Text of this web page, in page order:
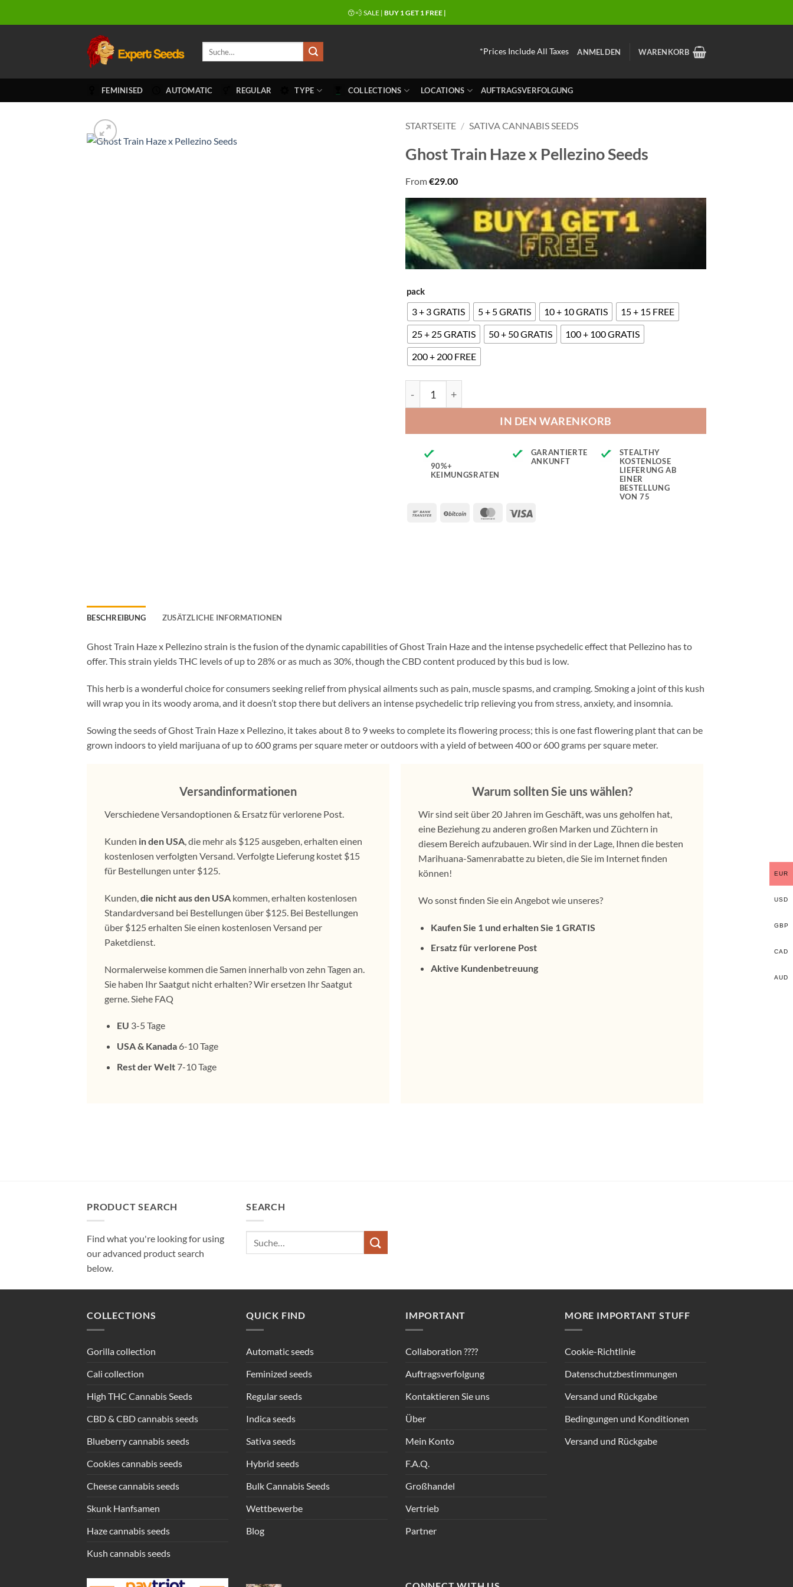
😙💨 SALE | BUY 1 GET 1 FREE |
*Prices Include All Taxes ANMELDEN WARENKORB
FEMINISED AUTOMATIC REGULAR TYPE COLLECTIONS LOCATIONS AUFTRAGSVERFOLGUNG
STARTSEITE / SATIVA CANNABIS SEEDS
Ghost Train Haze x Pellezino Seeds
From€29.00
pack
3 + 3 GRATIS 5 + 5 GRATIS 10 + 10 GRATIS
15 + 15 FREE
25 + 25 GRATIS
50 + 50 GRATIS
100 + 100 GRATIS
200 + 200 FREE
IN DEN WARENKORB
90%+
KEIMUNGSRATEN
GARANTIERTE
ANKUNFT
STEALTHY
KOSTENLOSE
LIEFERUNG AB
EINER
BESTELLUNG
VON 75
Bank
BitCoin MasterCard
BESCHREIBUNG ZUSÄTZLICHE INFORMATIONEN
Ghost Train Haze x Pellezino strain is the fusion of the dynamic capabilities of Ghost Train Haze and the intense psychedelic effect that Pellezino has to
offer. This strain yields THC levels of up to 28% or as much as 30%, though the CBD content produced by this bud is low.
This herb is a wonderful choice for consumers seeking relief from physical ailments such as pain, muscle spasms, and cramping. Smoking a joint of this kush
will wrap you in its woody aroma, and it doesn’t stop there but delivers an intense psychedelic trip relieving you from stress, anxiety, and insomnia.
Sowing the seeds of Ghost Train Haze x Pellezino, it takes about 8 to 9 weeks to complete its flowering process; this is one fast flowering plant that can be
grown indoors to yield marijuana of up to 600 grams per square meter or outdoors with a yield of between 400 or 600 grams per square meter.
Versandinformationen
Verschiedene Versandoptionen & Ersatz für verlorene Post.
Kunden in den USA, die mehr als $125 ausgeben, erhalten einen
kostenlosen verfolgten Versand. Verfolgte Lieferung kostet $15
für Bestellungen unter $125.
Kunden,die nicht aus den USAkommen, erhalten kostenlosen
Standardversand bei Bestellungen über $125. Bei Bestellungen
über $125 erhalten Sie einen kostenlosen Versand per
Paketdienst.
Normalerweise kommen die Samen innerhalb von zehn Tagen an.
Sie haben Ihr Saatgut nicht erhalten? Wir ersetzen Ihr Saatgut
gerne. Siehe FAQ
EU 3-5 Tage
USA & Kanada6-10 Tage
Rest der Welt7-10 Tage
Warum sollten Sie uns wählen?
Wir sind seit über 20 Jahren im Geschäft, was uns geholfen hat,
eine Beziehung zu anderen großen Marken und Züchtern in
diesem Bereich aufzubauen. Wir sind in der Lage, Ihnen die besten
Marihuana-Samenrabatte zu bieten, die Sie im Internet finden
können!
Wo sonst finden Sie ein Angebot wie unseres?
Kaufen Sie 1 und erhalten Sie 1 GRATIS
Ersatz für verlorene Post
Aktive Kundenbetreuung
PRODUCT SEARCH
Find what you're looking for using
our advanced product search
below.
SEARCH
Suche
nach:
COLLECTIONS
Gorilla collection
Cali collection
High THC Cannabis Seeds
CBD & CBD cannabis seeds
Blueberry cannabis seeds
Cookies cannabis seeds
Cheese cannabis seeds
Skunk Hanfsamen
Haze cannabis seeds
Kush cannabis seeds
QUICK FIND
Automatic seeds
Feminized seeds
Regular seeds
Indica seeds
Sativa seeds
Hybrid seeds
Bulk Cannabis Seeds
Wettbewerbe
Blog
IMPORTANT
Collaboration ????
Auftragsverfolgung
Kontaktieren Sie uns
Über
Mein Konto
F.A.Q.
Großhandel
Vertrieb
Partner
MORE IMPORTANT STUFF
Cookie-Richtlinie
Datenschutzbestimmungen
Versand und Rückgabe
Bedingungen und Konditionen
Versand und Rückgabe
EUR
USD
GBP
CAD
AUD